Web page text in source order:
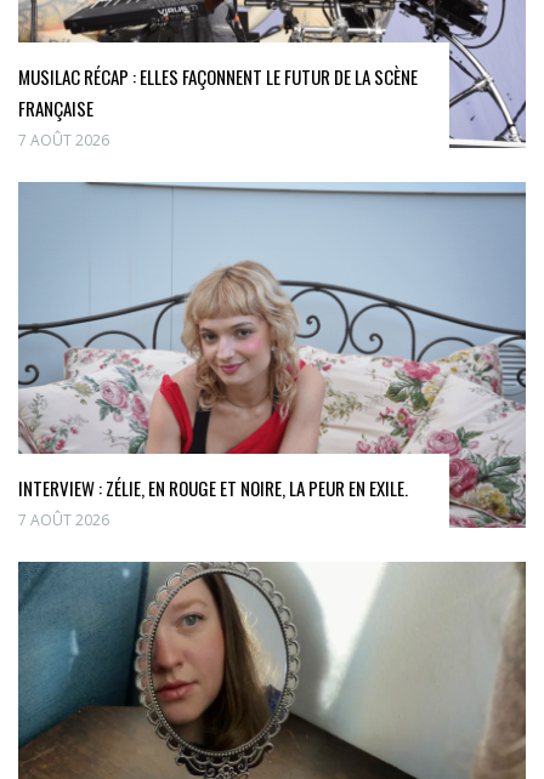
MUSILAC RÉCAP : ELLES FAÇONNENT LE FUTUR DE LA SCÈNE
FRANÇAISE
7 AOÛT 2026
INTERVIEW : ZÉLIE, EN ROUGE ET NOIRE, LA PEUR EN EXILE.
7 AOÛT 2026